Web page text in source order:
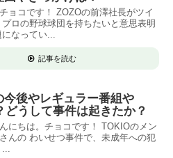
ョコです！ ZOZOの前澤社長がツイ
ロの野球球団を持ちたいと意思表明
なってい...
記事を読む
今後やレギュラー番組や
どうして事件は起きたか？
にちは。チョコです！ TOKIOのメン
んの わいせつ事件で、未成年への犯
...